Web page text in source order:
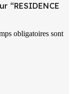
“RESIDENCE
obligatoires sont